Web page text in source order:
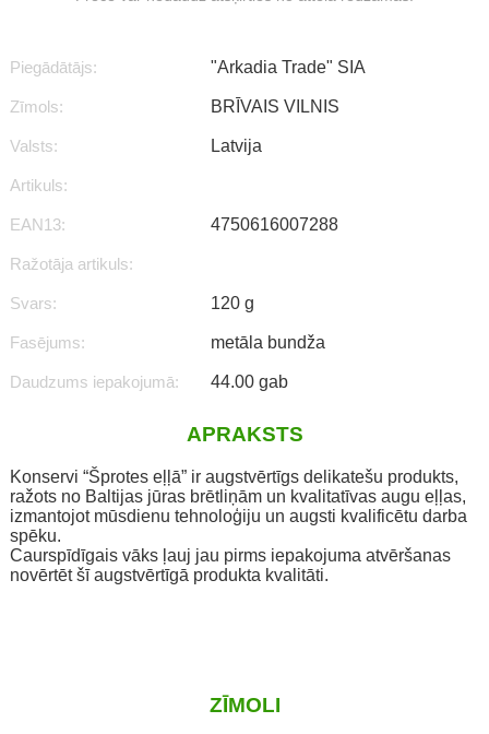
Piegādātājs: "Arkadia Trade" SIA
Zīmols: BRĪVAIS VILNIS
Valsts: Latvija
Artikuls:
EAN13: 4750616007288
Ražotāja artikuls:
Svars: 120 g
Fasējums: metāla bundža
Daudzums iepakojumā: 44.00 gab
APRAKSTS
Konservi “Šprotes eļļā” ir augstvērtīgs delikatešu produkts,
ražots no Baltijas jūras brētliņām un kvalitatīvas augu eļļas,
izmantojot mūsdienu tehnoloģiju un augsti kvalificētu darba
spēku.
Caurspīdīgais vāks ļauj jau pirms iepakojuma atvēršanas
novērtēt šī augstvērtīgā produkta kvalitāti.
ZĪMOLI